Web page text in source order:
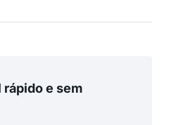
rápido e sem